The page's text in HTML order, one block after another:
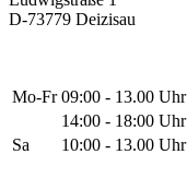
D-73779 Deizisau
Mo-Fr 09:00 - 13.00 Uhr
14:00 - 18:00 Uhr
Sa
10:00 - 13.00 Uhr